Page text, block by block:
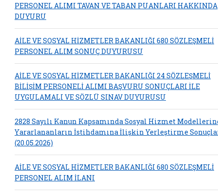
PERSONEL ALIMI TAVAN VE TABAN PUANLARI HAKKINDA
DUYURU
AİLE VE SOSYAL HİZMETLER BAKANLIĞI 680 SÖZLEŞMELİ
PERSONEL ALIM SONUÇ DUYURUSU
AİLE VE SOSYAL HİZMETLER BAKANLIĞI 24 SÖZLEŞMELİ
BİLİŞİM PERSONELİ ALIMI BAŞVURU SONUÇLARI İLE
UYGULAMALI VE SÖZLÜ SINAV DUYURUSU
2828 Sayılı Kanun Kapsamında Sosyal Hizmet
Yararlananların İstihdamına İlişkin Yerleştirme
(20.05.2026)
AİLE VE SOSYAL HİZMETLER BAKANLIĞI 680 SÖZLEŞMELİ
PERSONEL ALIM İLANI